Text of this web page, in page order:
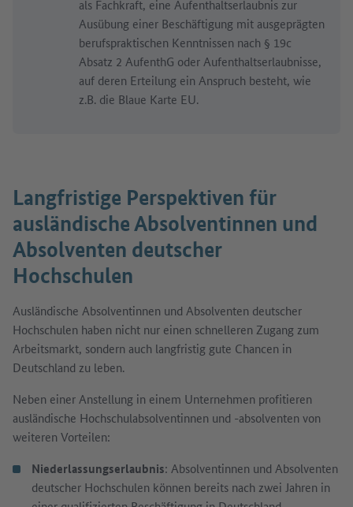
als Fachkraft, eine Aufenthaltserlaubnis zur
Ausübung einer Beschäftigung mit ausgeprägten
berufspraktischen Kenntnissen nach § 19c
Absatz 2 AufenthG oder Aufenthaltserlaubnisse,
auf deren Erteilung ein Anspruch besteht, wie
z.B. die Blaue Karte EU.
Langfristige Perspektiven für
ausländische Absolventinnen und
Absolventen deutscher
Hochschulen
Ausländische Absolventinnen und Absolventen deutscher
Hochschulen haben nicht nur einen schnelleren Zugang zum
Arbeitsmarkt, sondern auch langfristig gute Chancen in
Deutschland zu leben.
Neben einer Anstellung in einem Unternehmen profitieren
ausländische Hochschulabsolventinnen und -absolventen von
weiteren Vorteilen:
Niederlassungserlaubnis: Absolventinnen und Absolventen
deutscher Hochschulen können bereits nach zwei Jahren in